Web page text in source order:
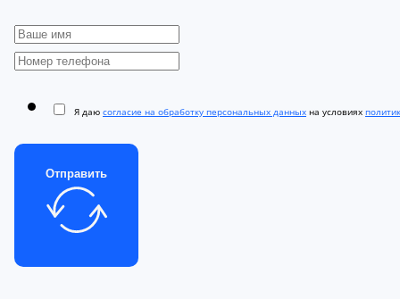
Я даю согласие на обработку персональных данных на условиях
Отправить